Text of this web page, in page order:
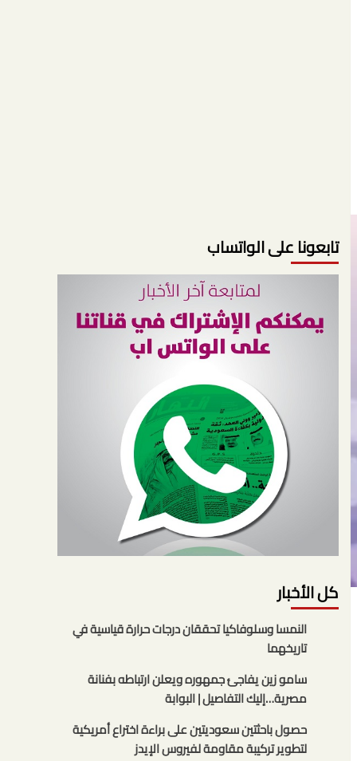
تابعونا على الواتساب
كل الأخبار
النمسا وسلوفاكيا تحققان درجات حرارة قياسية في
تاريخهما
سامو زين يفاجئ جمهوره ويعلن ارتباطه بفنانة
مصرية…إليك التفاصيل | البوابة
حصول باحثتين سعوديتين على براءة اختراع أمريكية
لتطوير تركيبة مقاومة لفيروس الإيدز